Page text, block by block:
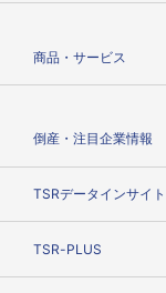
商品・サービス
倒産・注目企業情報
TSRデータインサイト
TSR-PLUS